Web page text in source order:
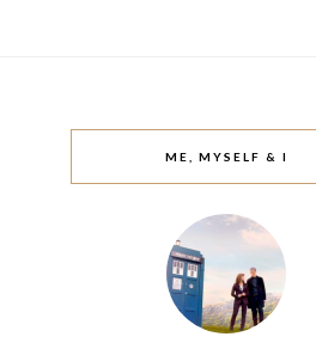
ME, MYSELF & I